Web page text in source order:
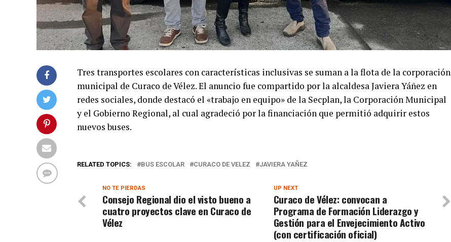
Tres transportes escolares con características inclusivas se suman a la flota de la corporación
municipal de Curaco de Vélez. El anuncio fue compartido por la alcaldesa Javiera Yáñez en
redes sociales, donde destacó el «trabajo en equipo» de la Secplan, la Corporación Municipal
y el Gobierno Regional, al cual agradeció por la financiación que permitió adquirir estos
nuevos buses.
RELATED TOPICS: BUS ESCOLAR CURACO DE VELEZ JAVIERA YAÑEZ
UP NEXT
Curaco de Vélez: convocan a
Programa de Formación Liderazgo y
Gestión para el Envejecimiento Activo
(con certificación oficial)
NO TE PIERDAS
Consejo Regional dio el visto bueno a
cuatro proyectos clave en Curaco de
Vélez